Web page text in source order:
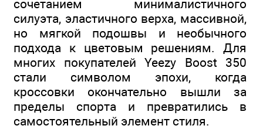
сочетанием минималистичного
силуэта, эластичного верха, массивной,
но мягкой подошвы и необычного
подхода к цветовым решениям. Для
многих покупателей Yeezy Boost 350
стали символом эпохи, когда
кроссовки окончательно вышли за
пределы спорта и превратились в
самостоятельный элемент стиля.